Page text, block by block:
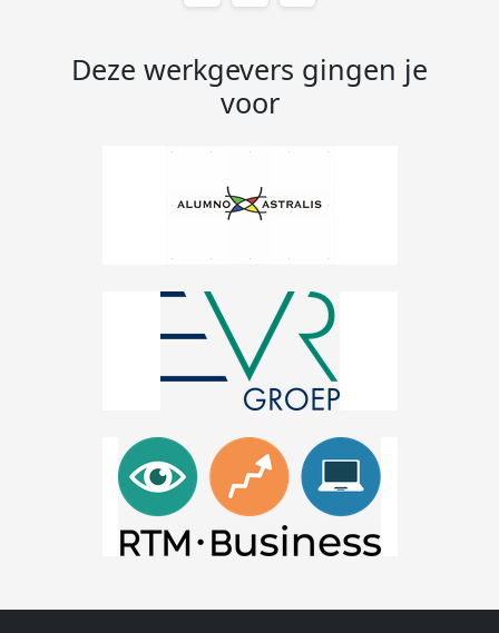
Deze werkgevers gingen je
voor